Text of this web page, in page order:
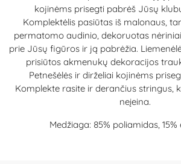
kojinėms prisegti pabrėš Jūsų
Komplektėlis pasiūtas iš malonaus,
permatomo audinio, dekoruotas
prie Jūsų figūros ir ją pabrėžia.
prisiūtos akmenukų dekoracijos
Petnešėlės ir dirželiai kojinėms
Komplekte rasite ir derančius stringus,
neįeina.
Medžiaga: 85% poliamidas, 15%